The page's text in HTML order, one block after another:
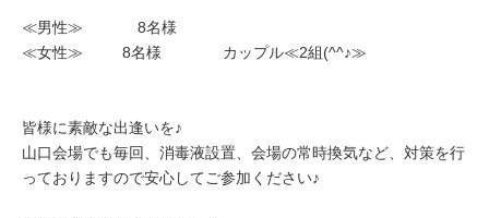
≪男性≫ 8名様
≪女性≫ 8名様 カップル≪2組(^^♪≫
皆様に素敵な出逢いを♪
山口会場でも毎回、消毒液設置、会場の常時換気など、対策を行
っておりますので安心してご参加ください♪